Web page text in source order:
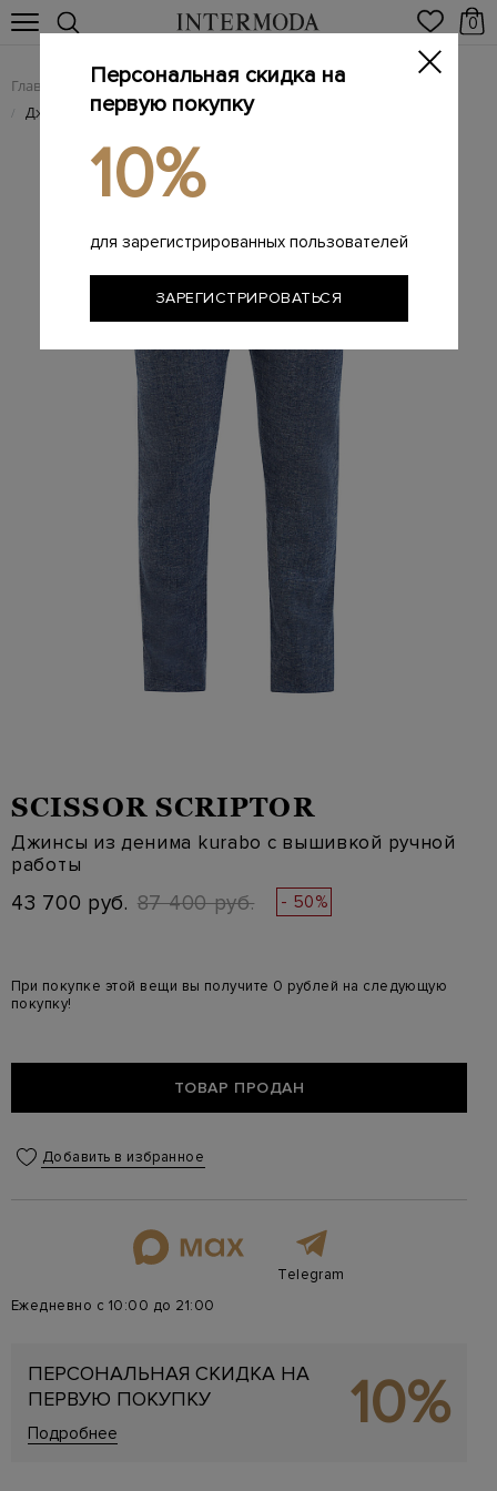
0
Главная Мужчинам / Одежда / Мужские джинсы
/ Джинсы из денима kurabo с вышивкой ручной работы
SCISSOR SCRIPTOR
Джинсы из денима kurabo с вышивкой ручной
работы
43 700 руб. 87 400 руб. - 50%
При покупке этой вещи вы получите 0 рублей на следующую
покупку!
ТОВАР ПРОДАН
Добавить в избранное
Telegram
Ежедневно с 10:00 до 21:00
ПЕРСОНАЛЬНАЯ СКИДКА НА
ПЕРВУЮ ПОКУПКУ
Подробнее 10%
Персональная скидка на
первую покупку
10%
для зарегистрированных пользователей
ЗАРЕГИСТРИРОВАТЬСЯ